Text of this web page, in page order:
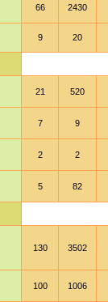
66 2430
9 20
21 520
7 9
2 2
5 82
130 3502
100 1006